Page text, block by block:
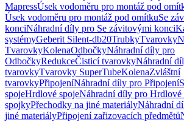
MapressÚsek vodoměru pro montáž pod
Úsek vodoměru pro montáž pod omítkuSe
konciNáhradní díly pro Se závitovými konci
systémyGeberit Silent-db20TrubkyTvarovky
TvarovkyKolenaOdbočkyNáhradní díly pro
OdbočkyRedukceČisticí tvarovkyNáhradní
tvarovkyTvarovky SuperTubeKolenaZvláštní
tvarovkyPřipojeníNáhradní díly pro Připojení
spojeHrdlové spojeNáhradní díly pro Hrdlové
spojkyPřechodky na jiné materiályNáhradní
jiné materiályPřipojení zařizovacích předmětů